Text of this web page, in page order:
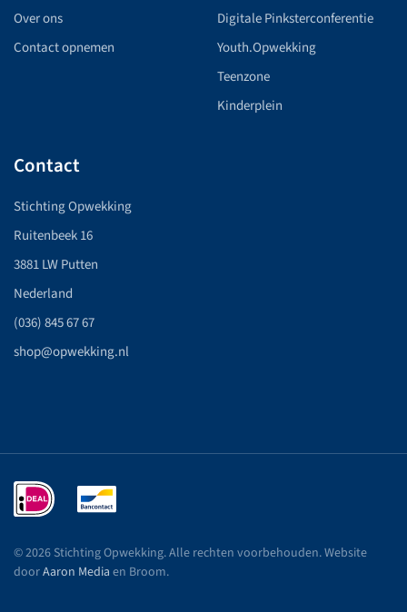
Over ons
Contact opnemen
Digitale Pinksterconferentie
Youth.Opwekking
Teenzone
Kinderplein
Contact
Stichting Opwekking
Ruitenbeek 16
3881 LW Putten
Nederland
(036) 845 67 67
shop@opwekking.nl
©2026 Stichting Opwekking. Alle rechten voorbehouden. Website
doorAaron Media en Broom.